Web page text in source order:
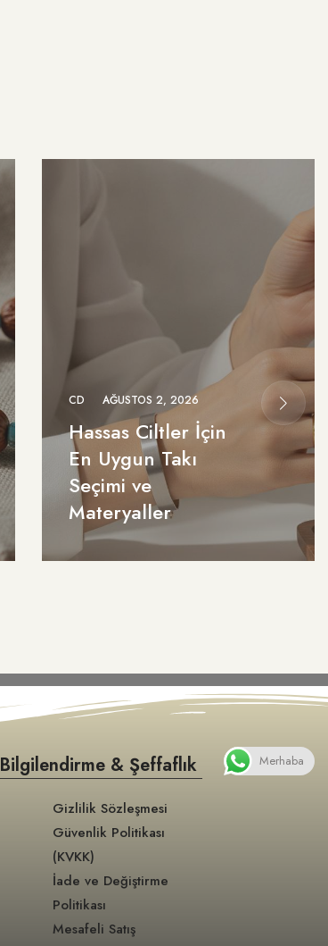
CD AĞUSTOS 2, 2026
Hassas Ciltler İçin
En Uygun Takı
Seçimi ve
Materyaller
Bilgilendirme & Şeffaflık
Gizlilik Sözleşmesi
Güvenlik Politikası
(KVKK)
İade ve Değiştirme
Politikası
Mesafeli Satış
Merhaba